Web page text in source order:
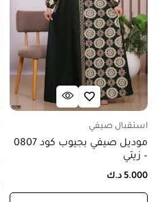
استقبال صيفي
موديل صيفي بجيوب كود 0807
– زيتي
5.000 د.ك